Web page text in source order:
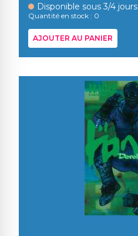
Disponible sous 3/4 jours
Quantité en stock : 0
AJOUTER AU PANIER